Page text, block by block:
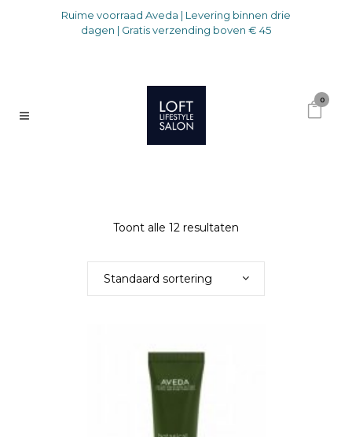
Ruime voorraad Aveda | Levering binnen drie
dagen | Gratis verzending boven € 45
0
Toont alle 12 resultaten
Standaard sortering